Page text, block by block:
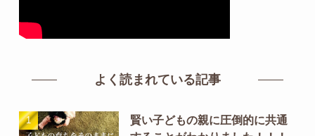
よく読まれている記事
賢い子どもの親に圧倒的に共通